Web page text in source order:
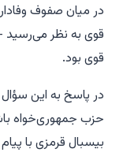
در میان صفوف
قوی به نظر می‌رسید
قوی بود.
در پاسخ به این
بیسبال قرمزی با